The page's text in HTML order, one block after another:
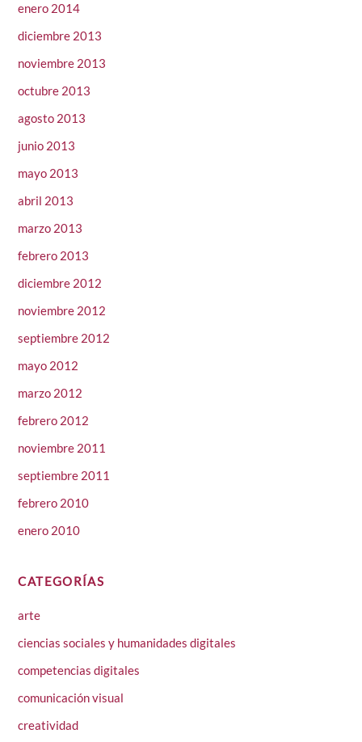
enero 2014
diciembre 2013
noviembre 2013
octubre 2013
agosto 2013
junio 2013
mayo 2013
abril 2013
marzo 2013
febrero 2013
diciembre 2012
noviembre 2012
septiembre 2012
mayo 2012
marzo 2012
febrero 2012
noviembre 2011
septiembre 2011
febrero 2010
enero 2010
CATEGORÍAS
arte
ciencias sociales y humanidades digitales
competencias digitales
comunicación visual
creatividad